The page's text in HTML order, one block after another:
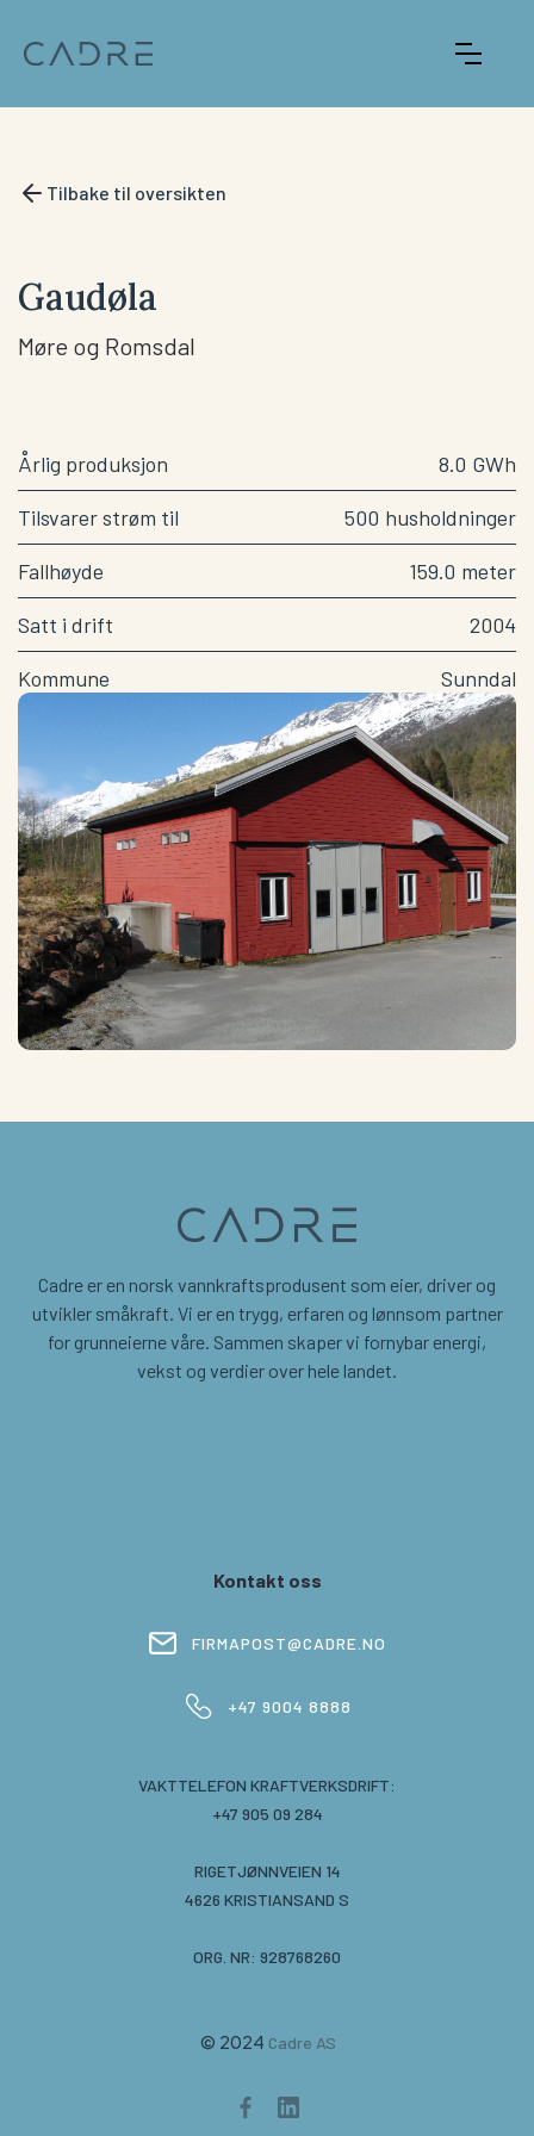
Tilbake til oversikten
Gaudøla
Møre og Romsdal
Årlig produksjon 8.0 GWh
Tilsvarer strøm til 500 husholdninger
Fallhøyde 159.0 meter
Satt i drift 2004
Kommune Sunndal
Cadre er en norsk vannkraftsprodusent som eier, driver og
utvikler småkraft. Vi er en trygg, erfaren og lønnsom partner
for grunneierne våre. Sammen skaper vi fornybar energi,
vekst og verdier over hele landet.
Kontakt oss
FIRMAPOST@CADRE.NO
+47 9004 8888
VAKTTELEFON KRAFTVERKSDRIFT:
+47 905 09 284
RIGETJØNNVEIEN 14
4626 KRISTIANSAND S
ORG. NR: 928768260
© 2024 Cadre AS